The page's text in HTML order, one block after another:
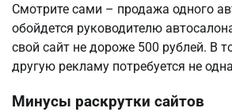
Смотрите сами – продажа одного
обойдется руководителю
свой сайт не дороже 500 рублей. В
другую рекламу потребуется не
Минусы раскрутки сайтов